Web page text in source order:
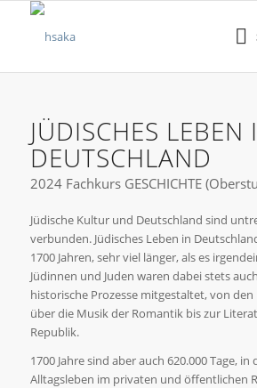
JÜDISCHES LEBEN
DEUTSCHLAND
2024 Fachkurs GESCHICHTE
Jüdische Kultur und Deutschland sind
verbunden. Jüdisches Leben in
1700 Jahren, sehr viel länger, als es
Jüdinnen und Juden waren dabei stets
historische Prozesse mitgestaltet, von
über die Musik der Romantik bis zur
Republik.
1700 Jahre sind aber auch 620.000 Tage, in
Alltagsleben im privaten und öffentlichen